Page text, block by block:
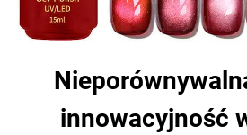
innowacyjność